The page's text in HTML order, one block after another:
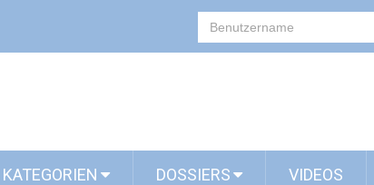
KATEGORIEN DOSSIERS VIDEOS